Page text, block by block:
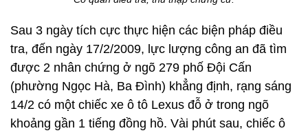
Sau 3 ngày tích cực thực hiện các biện pháp điều
tra, đến ngày 17/2/2009, lực lượng công an đã tìm
được 2 nhân chứng ở ngõ 279 phố Đội Cấn
(phường Ngọc Hà, Ba Đình) khẳng định, rạng sáng
14/2 có một chiếc xe ô tô Lexus đỗ ở trong ngõ
khoảng gần 1 tiếng đồng hồ. Vài phút sau, chiếc ô